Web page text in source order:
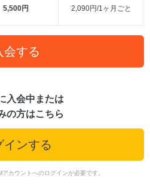
5,500円 2,090円/1ヶ月ごと
会する
入会中または
の方はこちら
インする
カウントへのログインが必要です。